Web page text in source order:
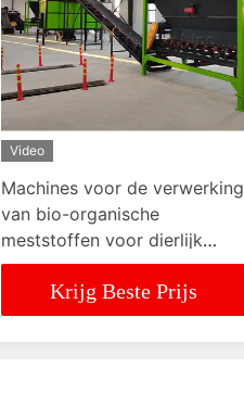
Video
Machines voor de verwerking
van bio-organische
meststoffen voor dierlijk
afval
Krijg Beste Prijs